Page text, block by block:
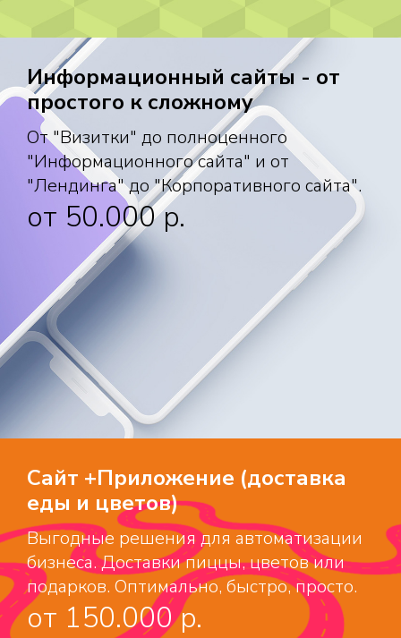
Информационный сайты - от
простого к сложному
От "Визитки" до полноценного
"Информационного сайта" и от
"Лендинга" до "Корпоративного сайта".
от 50.000 p.
Сайт +Приложение (доставка
еды и цветов)
Выгодные решения для автоматизации
бизнеса. Доставки пиццы, цветов или
подарков. Оптимально, быстро, просто.
от 150.000 p.